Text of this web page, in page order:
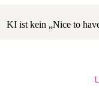
KI ist kein „Nice to